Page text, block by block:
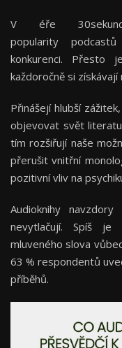
V éře
popularity
konkurenci.
každoročně si získávají
Přinášejí hlubší
objevovat svět
tím rozšiřují naše
přerušit vnitřní
pozitivní vliv na
Audioknihy navzdory
nevytlačují. Spíš je
mluveného slova
63 % respondentů
příběhů.